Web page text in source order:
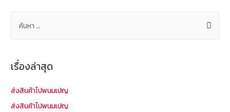
ห
รั
เรื่องล่าสุด
ส่งสินค้าไปพนมเปญ
ส่งสินค้าไปพนมเปญ